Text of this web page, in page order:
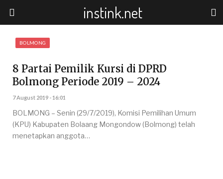
BOLMONG
8 Partai Pemilik Kursi di DPRD
Bolmong Periode 2019 – 2024
7 August 2019 - 16:01
BOLMONG – Senin (29/7/2019), Komisi Pemilihan Umum
(KPU) Kabupaten Bolaang Mongondow (Bolmong) telah
menetapkan anggota…
instink.net